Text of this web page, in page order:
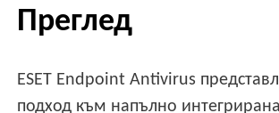
Преглед
ESET Endpoint Antivirus
подход към напълно